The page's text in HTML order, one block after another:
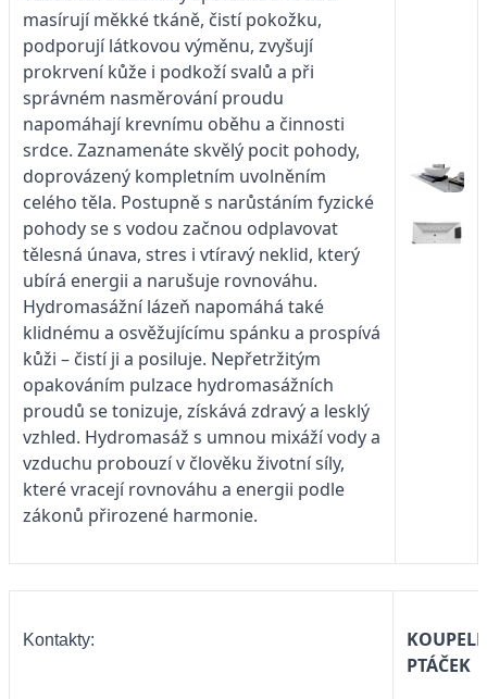
masírují měkké tkáně, čistí pokožku,
podporují látkovou výměnu, zvyšují
prokrvení kůže i podkoží svalů a při
správném nasměrování proudu
napomáhají krevnímu oběhu a činnosti
srdce. Zaznamenáte skvělý pocit pohody,
doprovázený kompletním uvolněním
celého těla. Postupně s narůstáním fyzické
pohody se s vodou začnou odplavovat
tělesná únava, stres i vtíravý neklid, který
ubírá energii a narušuje rovnováhu.
Hydromasážní lázeň napomáhá také
klidnému a osvěžujícímu spánku a prospívá
kůži – čistí ji a posiluje. Nepřetržitým
opakováním pulzace hydromasážních
proudů se tonizuje, získává zdravý a lesklý
vzhled. Hydromasáž s umnou mixáží vody a
vzduchu probouzí v člověku životní síly,
které vracejí rovnováhu a energii podle
zákonů přirozené harmonie.
Kontakty:
PTÁČEK